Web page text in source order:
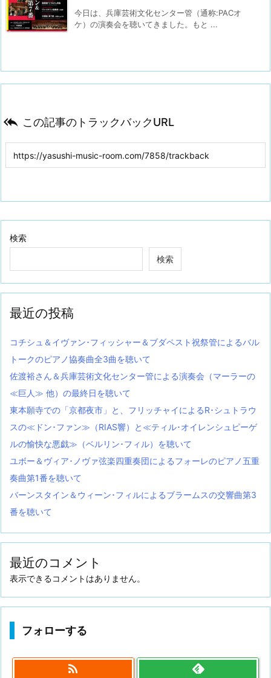
今日は、兵庫芸術文化センター管（通称:PACオ
ケ）の演奏会を聴いてきました。もと ...
 この記事のトラックバックURL
検索
検索
最近の投稿
コチシュ＆イヴァン･フィッシャー＆ブダペスト祝祭管によるバル
トークのピアノ協奏曲全3曲を聴いて
佐渡裕さん＆兵庫芸術文化センター管による演奏会（マーラーの
≪巨人≫ 他）の最終日を聴いて
東本願寺での「京都夜市」と、フリッチャイによるR･シュトラウ
スの≪ドン･ファン≫（RIAS響）と≪ティル･オイレンシュピーゲ
ルの愉快な悪戯≫（ベルリン･フィル）を聴いて
ユボー＆ヴィア･ノヴァ弦楽四重奏団によるフォーレのピアノ五重
奏曲第1番を聴いて
バーンスタイン＆ウィーン･フィルによるブラームスの交響曲第3
番を聴いて
最近のコメント
表示できるコメントはありません。
フォローする
